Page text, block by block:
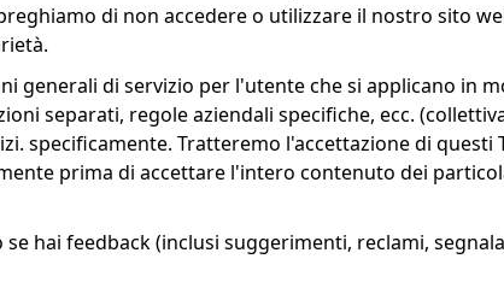
di non accedere o utilizzare il nostro sito
generali di servizio per l'utente che si applicano in
separati, regole aziendali specifiche, ecc.
specificamente. Tratteremo l'accettazione di questi
prima di accettare l'intero contenuto dei
hai feedback (inclusi suggerimenti, reclami,